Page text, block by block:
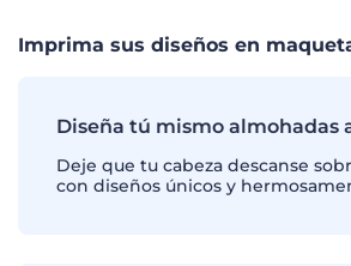
Imprima sus diseños en
Diseña tú mismo almohadas
Deje que tu cabeza descanse
con diseños únicos y